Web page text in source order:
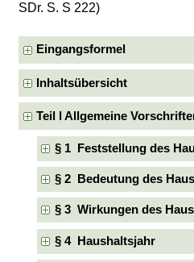
SDr. S. S 222)
Eingangsformel
Inhaltsübersicht
Teil l Allgemeine
§ 1 Feststellung des
§ 2 Bedeutung des
§ 3 Wirkungen des
§ 4 Haushaltsjahr